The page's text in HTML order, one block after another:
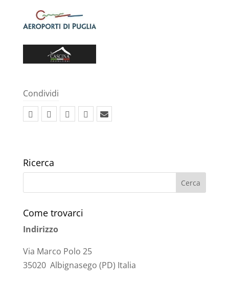
Condividi
Ricerca
Come trovarci
Indirizzo
Via Marco Polo 25
35020 Albignasego (PD) Italia